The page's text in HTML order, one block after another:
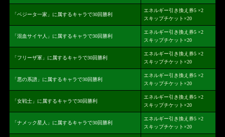
「ベジータ一家」に属するキャラで30回勝利
エネルギー引き換え券5 ×2
スキップチケット×20
「混血サイヤ人」に属するキャラで30回勝利
エネルギー引き換え券5 ×2
スキップチケット×20
「フリーザ軍」に属するキャラで30回勝利
エネルギー引き換え券5 ×2
スキップチケット×20
「悪の系譜」に属するキャラで30回勝利
エネルギー引き換え券5 ×2
スキップチケット×20
「女戦士」に属するキャラで30回勝利
エネルギー引き換え券5 ×2
スキップチケット×20
「ナメック星人」に属するキャラで30回勝利
エネルギー引き換え券5 ×2
スキップチケット×20